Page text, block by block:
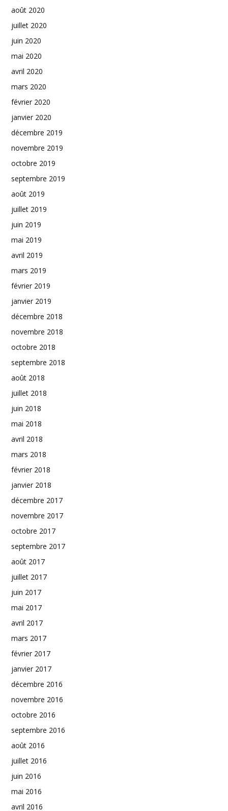
août 2020
juillet 2020
juin 2020
mai 2020
avril 2020
mars 2020
février 2020
janvier 2020
décembre 2019
novembre 2019
octobre 2019
septembre 2019
août 2019
juillet 2019
juin 2019
mai 2019
avril 2019
mars 2019
février 2019
janvier 2019
décembre 2018
novembre 2018
octobre 2018
septembre 2018
août 2018
juillet 2018
juin 2018
mai 2018
avril 2018
mars 2018
février 2018
janvier 2018
décembre 2017
novembre 2017
octobre 2017
septembre 2017
août 2017
juillet 2017
juin 2017
mai 2017
avril 2017
mars 2017
février 2017
janvier 2017
décembre 2016
novembre 2016
octobre 2016
septembre 2016
août 2016
juillet 2016
juin 2016
mai 2016
avril 2016